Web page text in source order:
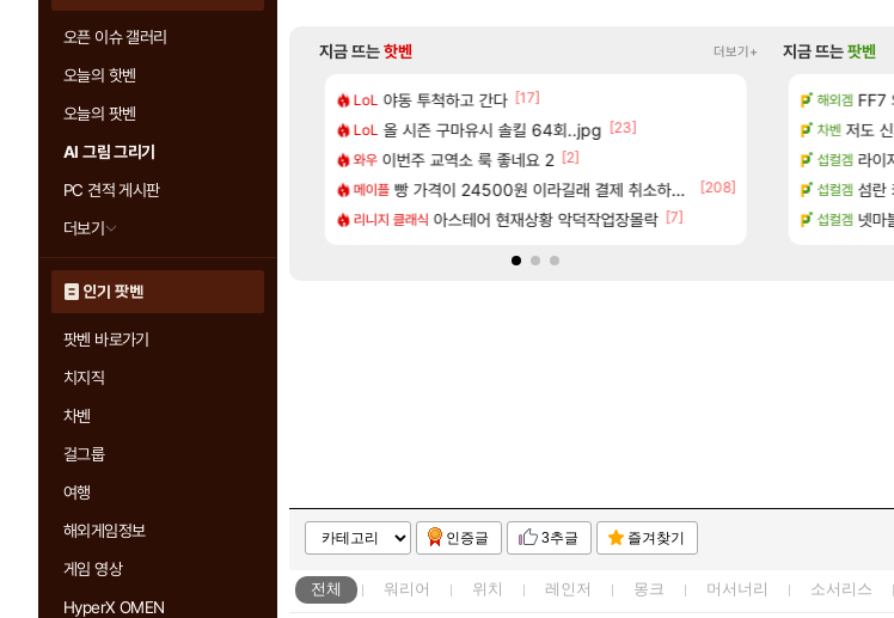
오픈 이슈 갤러리
오늘의 핫벤
오늘의 팟벤
AI 그림 그리기
PC 견적 게시판
더보기
인기 팟벤
팟벤 바로가기
치지직
차벤
걸그룹
여행
해외게임정보
게임 영상
HyperX OMEN
지금 뜨는핫벤 더보기+
먹튀 ㄷㄷ.. [65]
썬데이 메이플 [148]
인 40%글 존나 긁히네 씨발
LoL 야동 투척하고 간다 [17]
LoL 올 시즌 구마유시 솔킬 64회..jpg [23]
와우 이번주 교역소 룩 좋네요 2 [2]
메이플 빵 가격이 24500원 이라길래 결제 취소하고 나왔다
[208]
리니지 클래식 아스테어 현재상황 악덕작업장몰락 [7]
로아 100:8 보
LoL 페이즈 감
메이플 빵값 문
메이플 챌린저
검은사막 장비
지금 뜨는팟벤
만화 | 야간 보초는 너무 힘들어
가족여행을 다녀왔습니다.
저 보내서 기습하는 법
비스트 비스트 오브 리인카네이션 정보/공략글 모음
리싱크드 리싱크드 1.06 패치노트 (8/5)
여행 동해바다 추암해수욕장
애니클립 혹시 이 만화 아시는 분 계신가요 [3]
여행 국내에도 이쁜곳이 많은것 같습니다
해외겜 FF7
차벤 저도
섭컬겜 라이
섭컬겜 섬란
섭컬겜 넷마
인증글 3추글 즐겨찾기
전체 워리어 위치 레인저 몽크 머서너리 소서리스